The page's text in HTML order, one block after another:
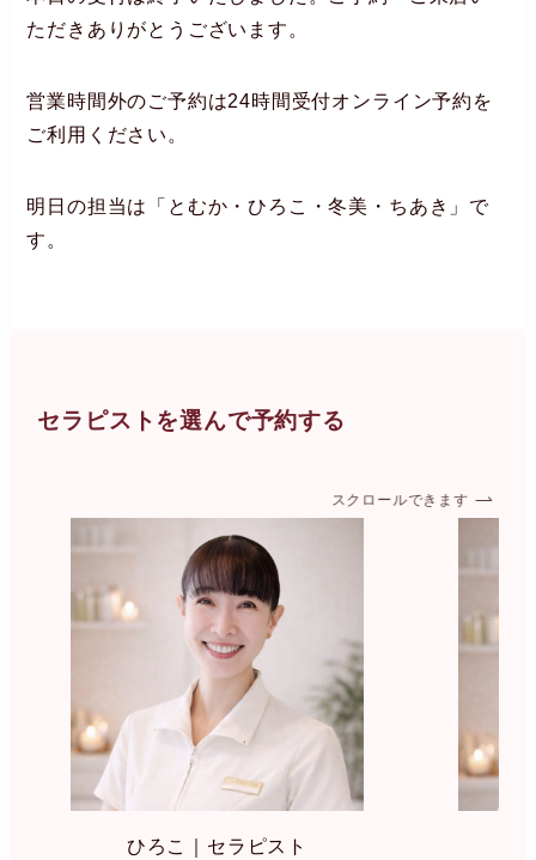
ただきありがとうございます。
営業時間外のご予約は24時間受付オンライン予約を
ご利用ください。
明日の担当は「とむか・ひろこ・冬美・ちあき」で
す。
セラピストを選んで予約する
スクロールできます
ひろこ｜セラピスト